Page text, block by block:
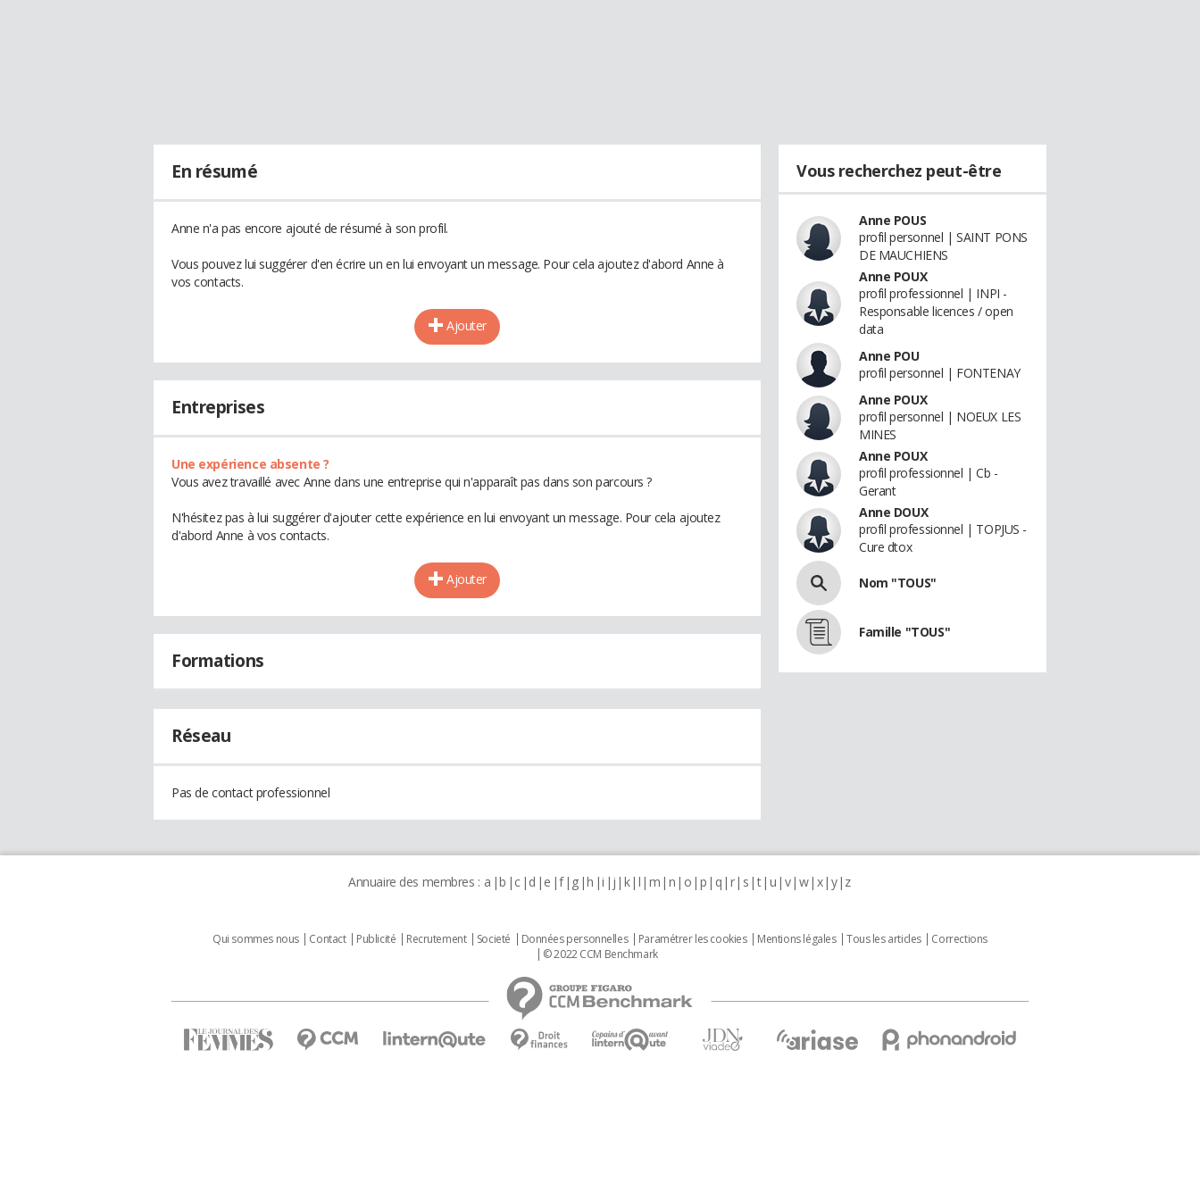
En résumé
Anne n'a pas encore ajouté de résumé à son profil.
Vous pouvez lui suggérer d'en écrire un en lui envoyant un message. Pour cela ajoutez d'abord Anne à
vos contacts.
Ajouter
Entreprises
Une expérience absente ?
Vous avez travaillé avec Anne dans une entreprise qui n'apparaît pas dans son parcours ?
N'hésitez pas à lui suggérer d'ajouter cette expérience en lui envoyant un message. Pour cela ajoutez
d'abord Anne à vos contacts.
Ajouter
Formations
Réseau
Pas de contact professionnel
Vous recherchez peut-être
Anne POUS
profil personnel | SAINT PONS
DE MAUCHIENS
Anne POUX
profil professionnel | INPI -
Responsable licences / open
data
Anne POU
profil personnel | FONTENAY
Anne POUX
profil personnel | NOEUX LES
MINES
Anne POUX
profil professionnel | Cb -
Gerant
Anne DOUX
profil professionnel | TOPJUS -
Cure dtox
Nom "TOUS"
Famille "TOUS"
Annuaire des membres : a b c d e f g h i j k l m n o p q r s t u v w x y z
Qui sommes nous Contact Publicité Recrutement Societé Données personnelles Paramétrer les cookies Mentions légales Tous les articles
Corrections
© 2022 CCM Benchmark